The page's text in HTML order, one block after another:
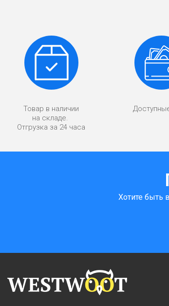
Товар в наличии
на складе.
Отгрузка за 24 часа
Хотите быть